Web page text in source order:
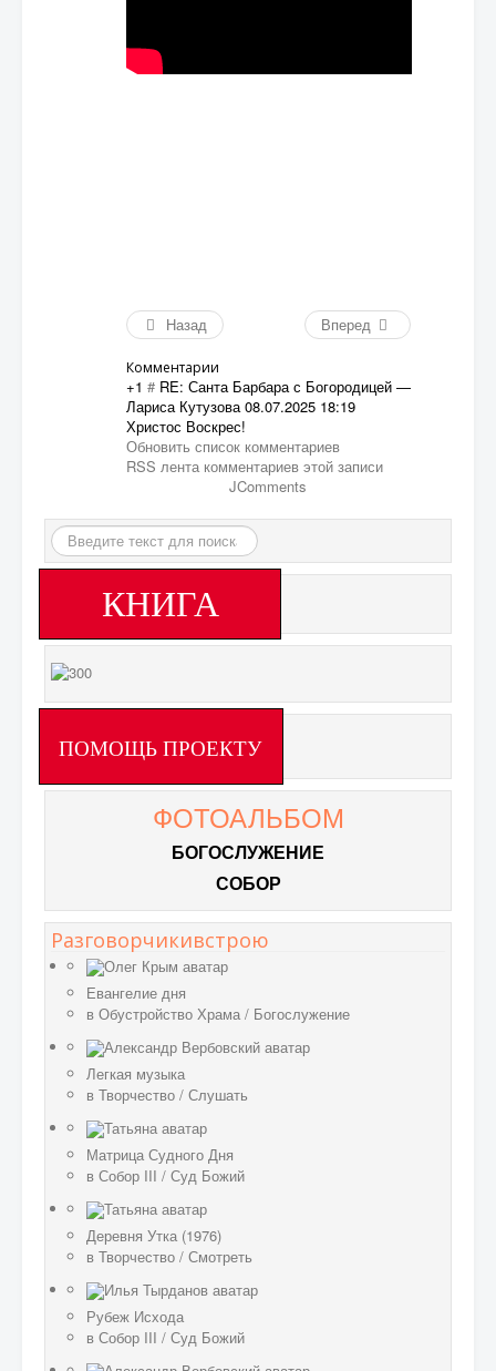
Назад Вперед
Комментарии
+1 # RE: Санта Барбара с Богородицей—
Лариса Кутузова 08.07.2025 18:19
Христос Воскрес!
Обновить список комментариев
RSS лента комментариев этой записи
JComments
Искать...
КНИГА
ПОМОЩЬ ПРОЕКТУ
ФОТОАЛЬБОМ
БОГОСЛУЖЕНИЕ
СОБОР
Разговорчикивстрою
Евангелие дня
в Обустройство Храма / Богослужение
Легкая музыка
в Творчество / Слушать
Матрица Судного Дня
в Собор III / Суд Божий
Деревня Утка (1976)
в Творчество / Смотреть
Рубеж Исхода
в Собор III / Суд Божий